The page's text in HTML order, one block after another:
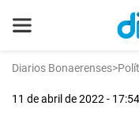
Diarios Bonaerenses>
11 de abril de 2022 - 17:54